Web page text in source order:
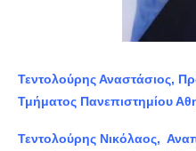
Τεντολούρης Αναστάσιος,
Τμήματος Πανεπιστημίου
Τεντολούρης Νικόλαος,